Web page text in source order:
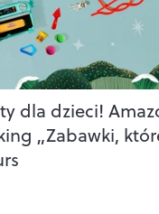
dla dzieci!
„Zabawki,